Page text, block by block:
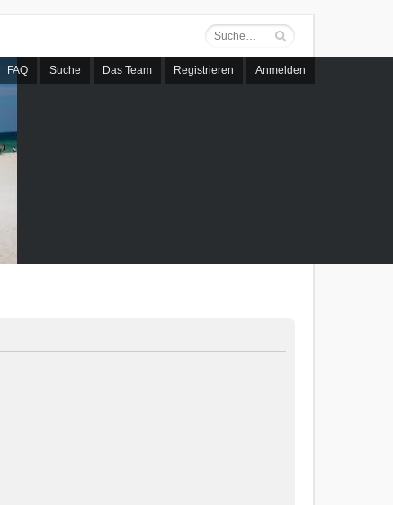
FAQ Suche Das Team Registrieren Anmelden